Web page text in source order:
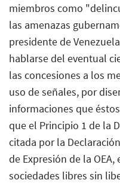
miembros como
las amenazas
presidente de
hablarse del eventual
las concesiones a los
uso de señales, por
informaciones que
que el Principio 1 de la
citada por la
de Expresión de la
sociedades libres sin